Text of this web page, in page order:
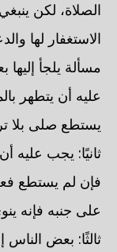
الصلاة، لكن
الاستغفار لها
مسألة يلجأ
عليه أن يتطهر
يستطع صلى بلا
ثانيًا: يجب عليه
فإن لم يستطع
على جنبه فإنه
ثالثًا: بعض الناس